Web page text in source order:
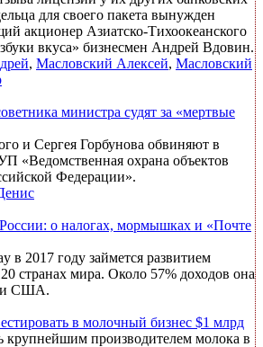
для своего пакета вынужден
акционер Азиатско-Тихоокеанского
вкуса» бизнесмен Андрей Вдовин.
, Масловский Алексей, Масловский
министра судят за «мертвые
и Сергея Горбунова обвиняют в
«Ведомственная охрана объектов
Федерации».
о налогах, мормышках и «Почте
в 2017 году займется развитием
странах мира. Около 57% доходов она
США.
в молочный бизнес $1 млрд
крупнейшим производителем молока в